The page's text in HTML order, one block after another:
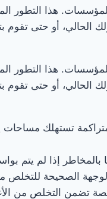
هذا التطور
الحالي، أو حتى تقوم
هذا التطور
الحالي، أو حتى تقوم
تستهلك مساحات
بالمخاطر إذا لم يتم
الصحيحة
تضمن التخلص من